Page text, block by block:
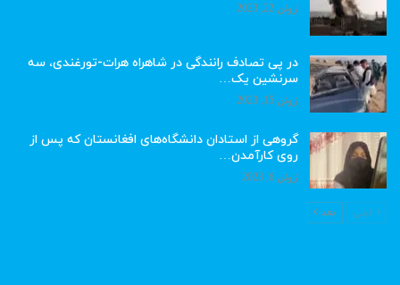
ژوئن 22, 2023
در پی تصادف رانندگی در شاهراه هرات-تورغندی، سه
سرنشین یک…
ژوئن 15, 2023
گروهی از استادان دانشگاه‌های افغانستان که پس از
روی کارآمدن…
ژوئن 6, 2023
قبلی بعد